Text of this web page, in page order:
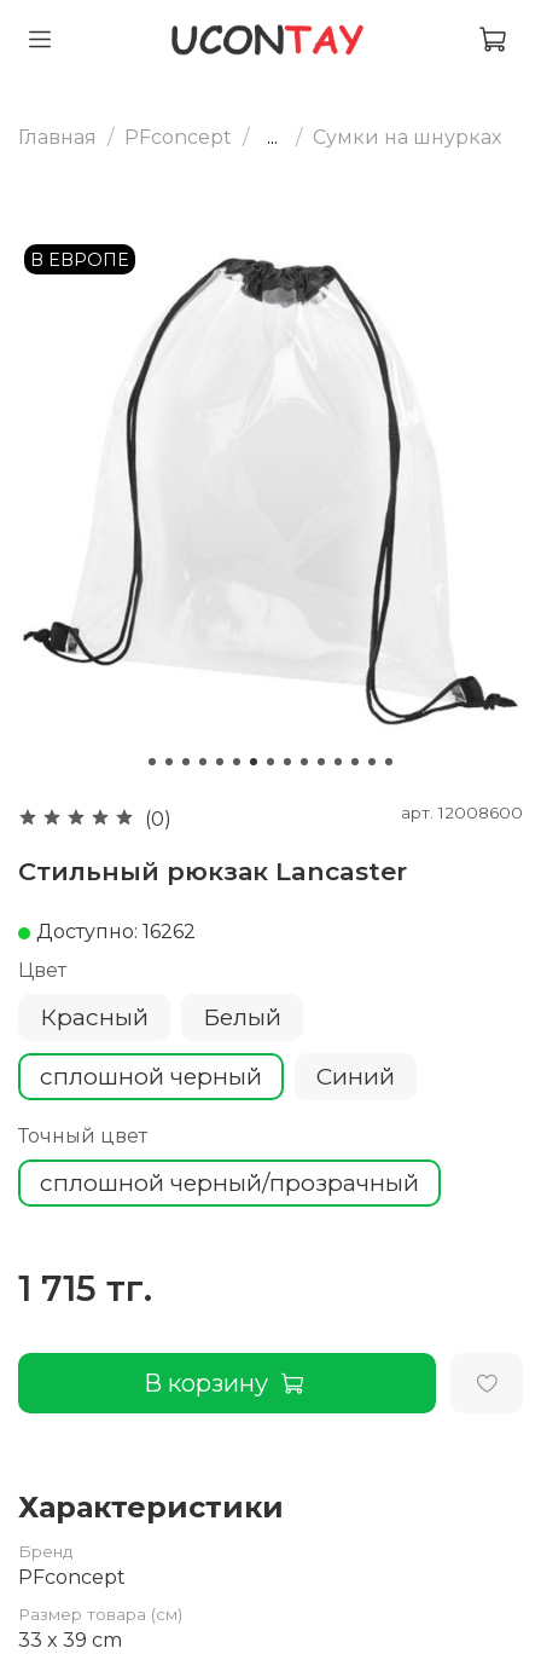
Главная PFconcept ... Сумки на шнурках
В ЕВРОПЕ
(0) арт.12008600
Стильный рюкзак Lancaster
Доступно: 16262
Цвет
Красный Белый
сплошной черный Cиний
Точный цвет
сплошной черный/прозрачный
1 715 тг.
В корзину
Характеристики
Бренд
PFconcept
Размер товара (см)
33 x 39 cm